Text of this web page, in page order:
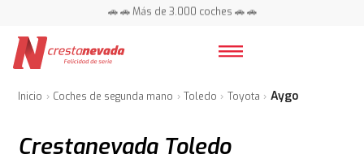
🚗 🚗 Más de 3.000 coches 🚗 🚗
Inicio Coches de segunda mano Toledo Toyota Aygo
Crestanevada Toledo